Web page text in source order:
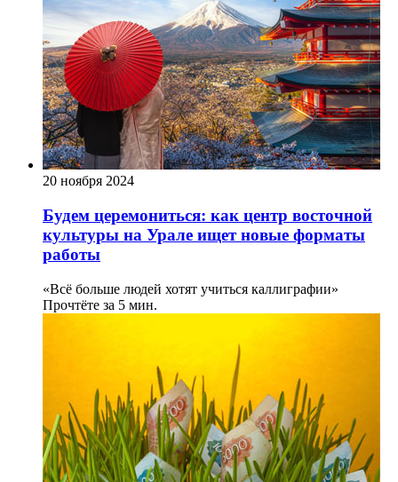
20 ноября 2024
Будем церемониться: как центр восточной
культуры на Урале ищет новые форматы
работы
«Всё больше людей хотят учиться каллиграфии»
Прочтёте за 5 мин.